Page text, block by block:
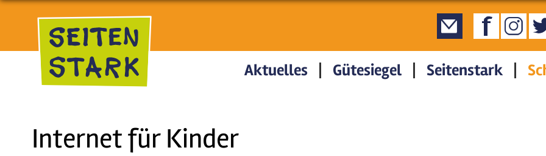
Direkt zum Inhalt
Internet für Kinder
Aktuelles Gütesiegel Seitenstark